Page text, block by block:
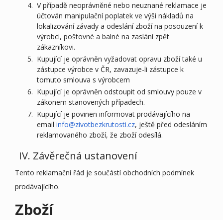
V případě neoprávněné nebo neuznané reklamace je
účtován manipulační poplatek ve výši nákladů na
lokalizování závady a odeslání zboží na posouzení k
výrobci, poštovné a balné na zaslání zpět
zákazníkovi.
Kupující je oprávněn vyžadovat opravu zboží také u
zástupce výrobce v ČR, zavazuje-li zástupce k
tomuto smlouva s výrobcem
Kupující je oprávněn odstoupit od smlouvy pouze v
zákonem stanovených případech.
Kupující je povinen informovat prodávajícího na
email info@zivotbezkrutosti.cz, ještě před odesláním
reklamovaného zboží, že zboží odesílá.
IV. Závěrečná ustanovení
Tento reklamační řád je součástí obchodních podmínek
prodávajícího.
Zboží